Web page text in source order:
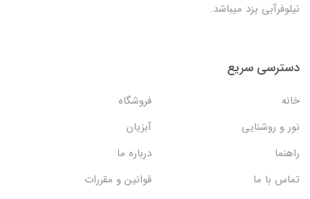
نیلوفرآبی یزد میباشد.
دسترسی سریع
خانه
فروشگاه
نور و روشنایی
آبزیان
راهنما
درباره ما
تماس با ما
قوانین و مقررات